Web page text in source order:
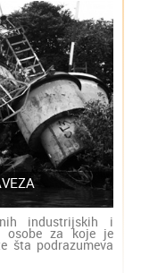
industrijskih i
osobe za koje je
šta podrazumeva